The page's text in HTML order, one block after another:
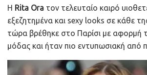
Η Rita Ora τον τελευταίο καιρό
εξεζητημένα και sexy looks σε κάθε
τώρα βρέθηκε στο Παρίσι με αφορμή
μόδας και ήταν πιο εντυπωσιακή από